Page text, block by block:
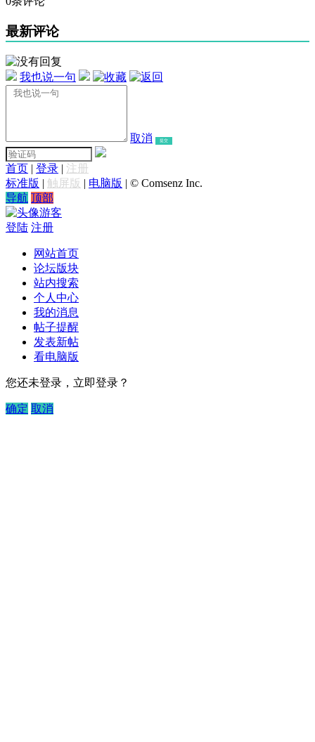
最新评论
我也说一句
取消 提交
首页 | 登录 | 注册
标准版 | 触屏版 | 电脑版 | © Comsenz Inc.
导航 顶部
游客
登陆 注册
网站首页
论坛版块
站内搜索
个人中心
我的消息
帖子提醒
发表新帖
看电脑版
您还未登录，立即登录？
确定 取消